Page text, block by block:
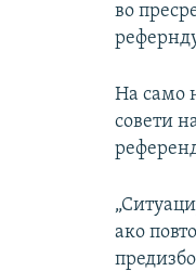
во
На само
совети
ако